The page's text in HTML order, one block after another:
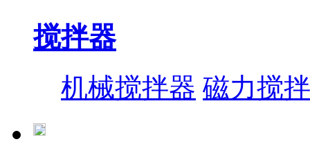
搅拌器
机械搅拌器 磁力搅